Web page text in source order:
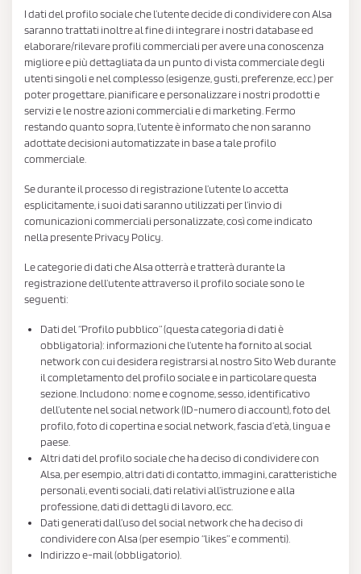
I dati del profilo sociale che l’utente decide di condividere con Alsa
saranno trattati inoltre al fine di integrare i nostri database ed
elaborare/rilevare profili commerciali per avere una conoscenza
migliore e più dettagliata da un punto di vista commerciale degli
utenti singoli e nel complesso (esigenze, gusti, preferenze, ecc.) per
poter progettare, pianificare e personalizzare i nostri prodotti e
servizi e le nostre azioni commerciali e di marketing. Fermo
restando quanto sopra, l’utente è informato che non saranno
adottate decisioni automatizzate in base a tale profilo
commerciale.
Se durante il processo di registrazione l’utente lo accetta
esplicitamente, i suoi dati saranno utilizzati per l’invio di
comunicazioni commerciali personalizzate, così come indicato
nella presente Privacy Policy.
Le categorie di dati che Alsa otterrà e tratterà durante la
registrazione dell’utente attraverso il profilo sociale sono le
seguenti:
Dati del “Profilo pubblico” (questa categoria di dati è
obbligatoria): informazioni che l’utente ha fornito al social
network con cui desidera registrarsi al nostro Sito Web durante
il completamento del profilo sociale e in particolare questa
sezione. Includono: nome e cognome, sesso, identificativo
dell’utente nel social network (ID-numero di account), foto del
profilo, foto di copertina e social network, fascia d’età, lingua e
paese.
Altri dati del profilo sociale che ha deciso di condividere con
Alsa, per esempio, altri dati di contatto, immagini, caratteristiche
personali, eventi sociali, dati relativi all’istruzione e alla
professione, dati di dettagli di lavoro, ecc.
Dati generati dall’uso del social network che ha deciso di
condividere con Alsa (per esempio “likes” e commenti).
Indirizzo e-mail (obbligatorio).